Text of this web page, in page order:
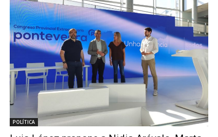
POLÍTICA